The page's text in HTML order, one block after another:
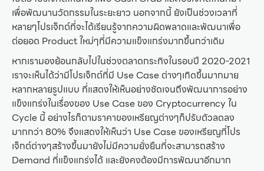
เพื่อพัฒนานวัตกรรมในระยะยาว นอกจากนี้ ยังเป็นช่วงเวลาที่
หลายๆโปรเจ็กต์ที่จะได้เรียนรู้จากความผิดพลาดและพัฒนาเพื่อ
ต่อยอด Product ใหม่ๆที่มีความแข็งแกร่งมากขึ้นกว่าเดิม
หากเรามองย้อนกลับไปในช่วงตลาดกระทิงในรอบปี 2020-2021
เราจะเห็นได้ว่ามีโปรเจ็กต์ที่มี Use Case ต่างๆเกิดขึ้นมากมาย
หลากหลายรูปแบบ ที่แสดงให้เห็นอย่างชัดเจนถึงพัฒนาการอย่าง
แข็งแกร่งในเรื่องของ Use Case ของ Cryptocurrency ใน
Cycle นี้ อย่างไรก็ตามราคาของเหรียญต่างๆก็ปรับตัวลดลง
มากกว่า 80% จึงแสดงให้เห็นว่า Use Case ของเหรียญที่โปร
เจ็กต์ต่างๆสร้างขึ้นมายังไม่มีความยั่งยืนที่จะสามารถสร้าง
Demand ที่แข็งแกร่งได้ และยังคงต้องมีการพัฒนาอีกมาก